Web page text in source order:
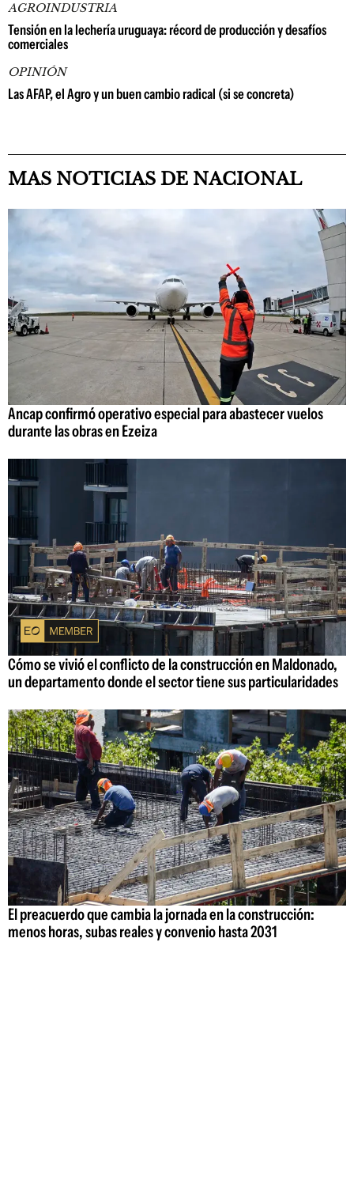
AGROINDUSTRIA
Tensión en la lechería uruguaya: récord de producción y desafíos
comerciales
OPINIÓN
Las AFAP, el Agro y un buen cambio radical (si se concreta)
MAS NOTICIAS DE NACIONAL
Ancap confirmó operativo especial para abastecer vuelos
durante las obras en Ezeiza
Cómo se vivió el conflicto de la construcción en Maldonado,
un departamento donde el sector tiene sus particularidades
El preacuerdo que cambia la jornada en la construcción:
menos horas, subas reales y convenio hasta 2031